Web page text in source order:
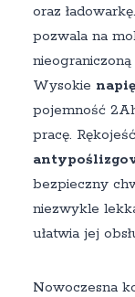
oraz
pozwala na
Wysokie
pojemność
pracę.
bezpieczny
niezwykle
ułatwia jej
Nowoczesna